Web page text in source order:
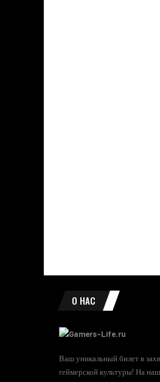
О НАС
Ваш уникальный билет в
геймерской культуры! На